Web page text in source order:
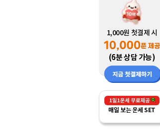
1,000원 첫결제 시
(6분 상담 가능)
매일 보는 운세 SET